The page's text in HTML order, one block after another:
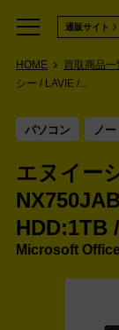
通販サイト
HOME 買取商品一
シー / LAVIE /...
パソコン ノ
エヌイー
HDD:1TB
Microsoft Office